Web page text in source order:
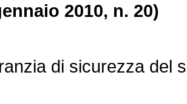
2010, n. 20)
di sicurezza del